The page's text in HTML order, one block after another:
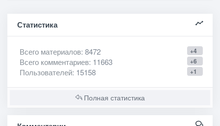
Статистика
+4
Всего материалов: 8472
+6
Всего комментариев: 11663
+1
Пользователей: 15158
Полная статистика